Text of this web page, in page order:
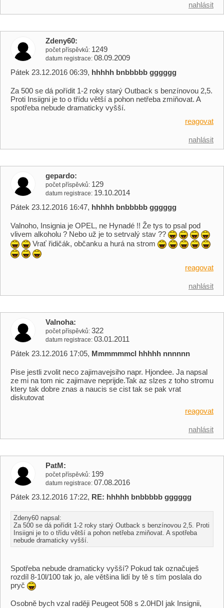
nahlásit
Zdeny60
počet příspěvků 1249
datum registrace 08.09.2009
Pátek 23.12.2016 06:39, hhhhh bnbbbbb gggggg
Za 500 se dá pořídit 1-2 roky starý Outback s benzínovou 2,5.
Proti Insiigni je to o třídu větší a pohon netřeba zmiňovat. A
spotřeba nebude dramaticky vyšší.
reagovat
nahlásit
gepardo
počet příspěvků 129
datum registrace 19.10.2014
Pátek 23.12.2016 16:47, hhhhh bnbbbbb gggggg
Valnoho, Insignia je OPEL, ne Hynadé !! Že tys to psal pod
vlivem alkoholu ? Nebo už je to setrvalý stav ??
Vrať řidičák, občanku a hurá na strom
reagovat
nahlásit
Valnoha
počet příspěvků 322
datum registrace 03.01.2011
Pátek 23.12.2016 17:05, Mmmmmmcl hhhhh nnnnnn
Pise jestli zvolit neco zajimavejsiho napr. Hjondee. Ja napsal
ze mi na tom nic zajimave neprijde.Tak az slzes z toho stromu
ktery tak dobre znas a naucis se cist tak se pak vrat
diskutovat
reagovat
nahlásit
PatM
počet příspěvků 199
datum registrace 07.08.2016
Pátek 23.12.2016 17:22, RE: hhhhh bnbbbbb gggggg
Zdeny60 napsal:
Za 500 se dá pořídit 1-2 roky starý Outback s benzínovou 2,5. Proti
Insiigni je to o třídu větší a pohon netřeba zmiňovat. A spotřeba
nebude dramaticky vyšší.
Spotřeba nebude dramaticky vyšší? Pokud tak označuješ
rozdíl 8-10l/100 tak jo, ale většina lidí by tě s tím poslala do
pryč
Osobně bych vzal raději Peugeot 508 s 2.0HDI jak Insignii,